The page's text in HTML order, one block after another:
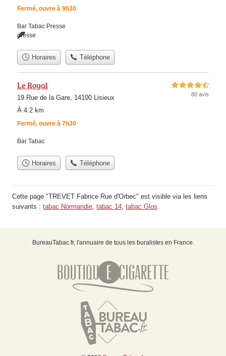
Fermé, ouvre à 9h30
Bar Tabac Presse
presse
Horaires Téléphone
Le Royal
19 Rue de la Gare, 14100 Lisieux
À 4.2 km
Fermé, ouvre à 7h30
4,5 étoiles sur 5
80 avis
Bar Tabac
Horaires Téléphone
Cette page "TREVET Fabrice Rue d'Orbec" est visible via les liens
suivants : tabac Normandie tabac 14 tabac Glos
BureauTabac.fr, l'annuaire de tous les buralistes en France.